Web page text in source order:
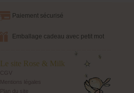
Paiement sécurisé
Emballage cadeau avec petit mot
Le site Rose & Milk
CGV
Mentions légales
Plan du site